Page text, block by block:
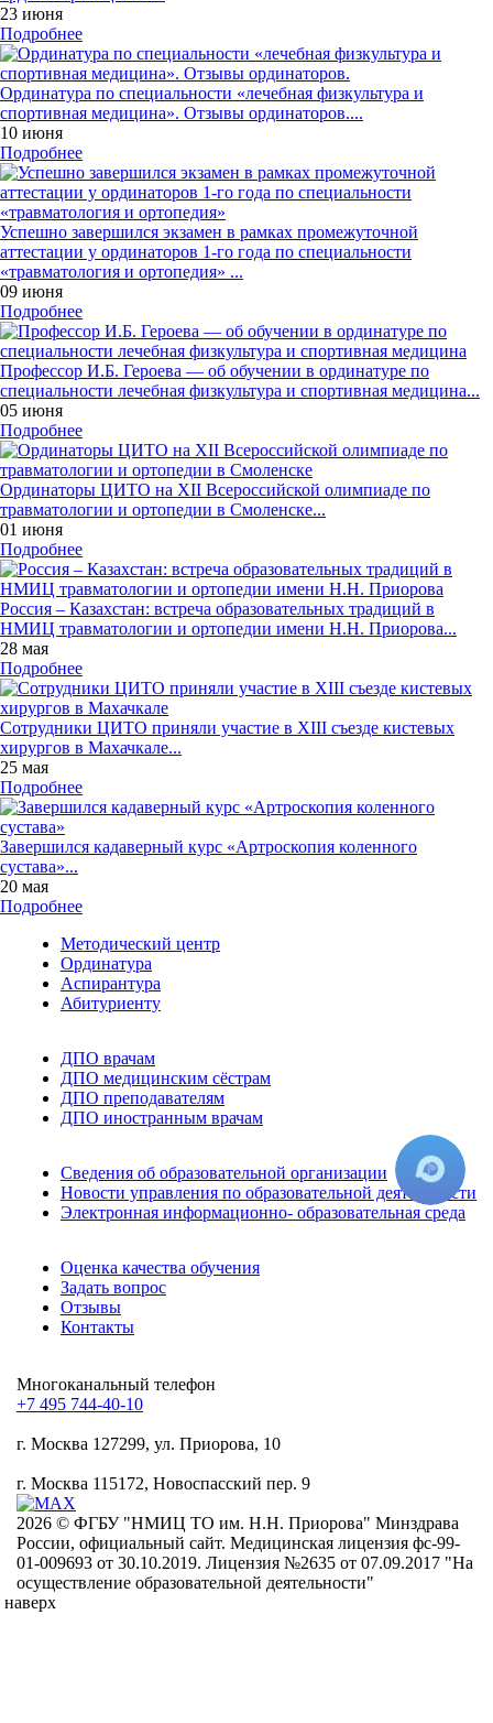
23 июня
Подробнее
Ординатура по специальности «лечебная физкультура и
спортивная медицина». Отзывы ординаторов....
10 июня
Подробнее
Успешно завершился экзамен в рамках промежуточной
аттестации у ординаторов 1-го года по специальности
«травматология и ортопедия» ...
09 июня
Подробнее
Профессор И.Б. Героева — об обучении в ординатуре по
специальности лечебная физкультура и спортивная медицина...
05 июня
Подробнее
Ординаторы ЦИТО на XII Всероссийской олимпиаде по
травматологии и ортопедии в Смоленске...
01 июня
Подробнее
Россия – Казахстан: встреча образовательных традиций в
НМИЦ травматологии и ортопедии имени Н.Н. Приорова...
28 мая
Подробнее
Сотрудники ЦИТО приняли участие в XIII съезде кистевых
хирургов в Махачкале...
25 мая
Подробнее
Завершился кадаверный курс «Артроскопия коленного
сустава»...
20 мая
Подробнее
Методический центр
Ординатура
Аспирантура
Абитуриенту
ДПО врачам
ДПО медицинским сёстрам
ДПО преподавателям
ДПО иностранным врачам
Сведения об образовательной организации
Новости управления по образовательной деятельности
Электронная информационно- образовательная среда
Оценка качества обучения
Задать вопрос
Отзывы
Контакты
Mногоканальный телефон
+7 495 744-40-10
г. Москва 127299, ул. Приорова, 10
г. Москва 115172, Новоспасский пер. 9
2026 © ФГБУ "НМИЦ ТО им. Н.Н. Приорова" Минздрава
России, официальный сайт. Медицинская лицензия фс-99-
01-009693 от 30.10.2019. Лицензия №2635 от 07.09.2017 "На
осуществление образовательной деятельности"
наверх